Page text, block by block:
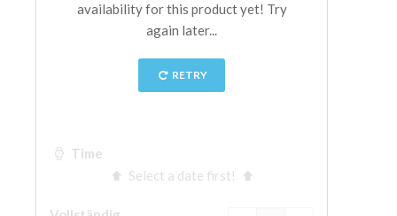
DEUTSCH
ESPAÑOL